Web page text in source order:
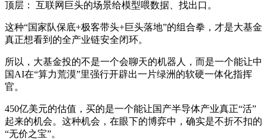
顶层： 互联网巨头的场景给模型喂数据、找出口。
这种“国家队保底+极客带头+巨头落地”的组合拳，才是大基金
真正想看到的全产业链安全闭环。
所以，大基金投的不是一个会聊天的机器人，而是一个能让中
国AI在“算力荒漠”里强行开辟出一片绿洲的软硬一体化指挥
官。
450亿美元的估值，买的是一个能让国产半导体产业真正“活”
起来的机会。这种机会，在眼下的博弈中，确实是不折不扣的
“无价之宝”。